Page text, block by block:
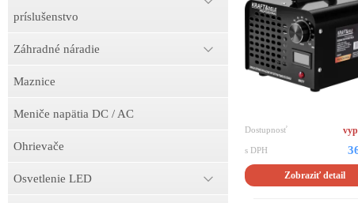
príslušenstvo
Záhradné náradie
Maznice
Meniče napätia DC / AC
Ohrievače
Osvetlenie LED
Dostupnosť
s DPH
Zobraziť detail